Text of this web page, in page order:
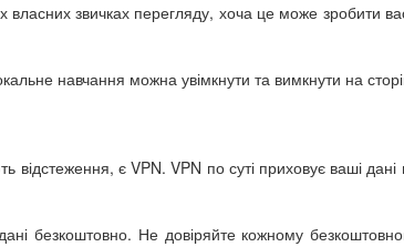
звичках перегляду, хоча це може зробити
навчання можна увімкнути та вимкнути на
є VPN. VPN по суті приховує ваші
безкоштовно. Не довіряйте кожному